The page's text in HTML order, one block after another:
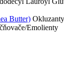
Butter)
Emolienty